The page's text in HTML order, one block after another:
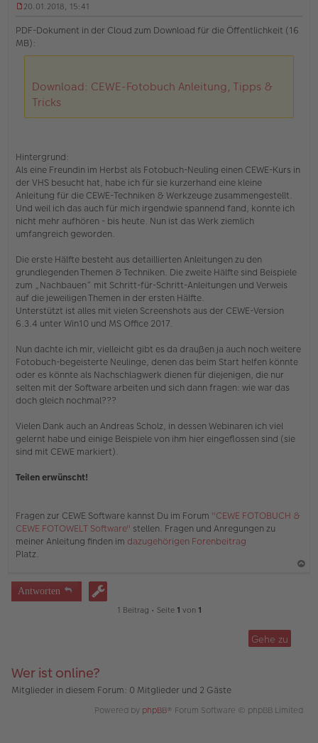
n
g
e
l
r
i
r
a
g
20.01.2018, 15:41
PDF-Dokument in der Cloud zum Download für die Öffentlichkeit (16
MB):
Download: CEWE-Fotobuch Anleitung, Tipps &
Tricks
Hintergrund:
Als eine Freundin im Herbst als Fotobuch-Neuling einen CEWE-Kurs in
der VHS besucht hat, habe ich für sie kurzerhand eine kleine
Anleitung für die CEWE-Techniken & Werkzeuge zusammengestellt.
Und weil ich das auch für mich irgendwie spannend fand, konnte ich
nicht mehr aufhören - bis heute. Nun ist das Werk ziemlich
umfangreich geworden.
Die erste Hälfte besteht aus detaillierten Anleitungen zu den
grundlegenden Themen & Techniken. Die zweite Hälfte sind Beispiele
zum „Nachbauen“ mit Schritt-für-Schritt-Anleitungen und Verweis
auf die jeweiligen Themen in der ersten Hälfte.
Unterstützt ist alles mit vielen Screenshots aus der CEWE-Version
6.3.4 unter Win10 und MS Office 2017.
Nun dachte ich mir, vielleicht gibt es da draußen ja auch noch weitere
Fotobuch-begeisterte Neulinge, denen das beim Start helfen könnte
oder es könnte als Nachschlagwerk dienen für diejenigen, die nur
selten mit der Software arbeiten und sich dann fragen: wie war das
doch gleich nochmal???
Vielen Dank auch an Andreas Scholz, in dessen Webinaren ich viel
gelernt habe und einige Beispiele von ihm hier eingeflossen sind (sie
sind mit CEWE markiert).
Teilen erwünscht!
Fragen zur CEWE Software kannst Du im Forum "CEWE FOTOBUCH &
CEWE FOTOWELT Software" stellen. Fragen und Anregungen zu
meiner Anleitung finden im dazugehörigen Forenbeitrag
Platz.
Antworten
1 Beitrag • Seite 1 von 1
Gehe zu
Wer ist online?
Mitglieder in diesem Forum: 0 Mitglieder und 2 Gäste
Powered by phpBB® Forum Software © phpBB Limited